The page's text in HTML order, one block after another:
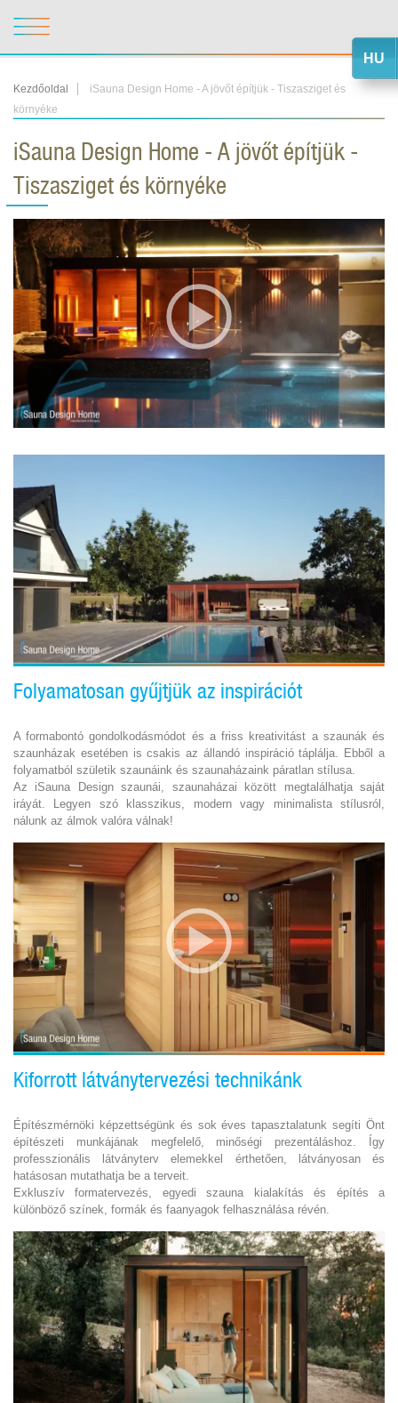
Kezdőoldal
iSauna Design Home - A jövőt építjük - Tiszasziget és
környéke
iSauna Design Home - A jövőt építjük -
Tiszasziget és környéke
Folyamatosan gyűjtjük az inspirációt
A formabontó gondolkodásmódot és a friss kreativitást a szaunák és
szaunházak esetében is csakis az állandó inspiráció táplálja. Ebből a
folyamatból születik szaunáink és szaunaházaink páratlan stílusa.
Az iSauna Design szaunái, szaunaházai között megtalálhatja saját
iráyát. Legyen szó klasszikus, modern vagy minimalista stílusról,
nálunk az álmok valóra válnak!
Kiforrott látványtervezési technikánk
Építészmérnöki képzettségünk és sok éves tapasztalatunk segíti Önt
építészeti munkájának megfelelő, minőségi prezentáláshoz. Így
professzionális látványterv elemekkel érthetően, látványosan és
hatásosan mutathatja be a terveit.
Exkluszív formatervezés, egyedi szauna kialakítás és építés a
különböző színek, formák és faanyagok felhasználása révén.
HU